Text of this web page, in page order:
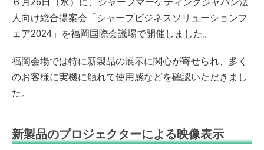
６月26日（水）に、シャープマーケティングジャパン法
人向け総合提案会「シャープビジネスソリューションフ
ェア2024」を福岡国際会議場で開催しました。
福岡会場では特に新製品の展示に関心が寄せられ、多く
のお客様に実機に触れて使用感などを確認いただきまし
た。
新製品のプロジェクターによる映像表示